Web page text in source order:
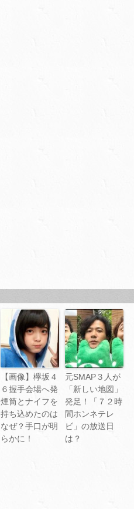
【画像】欅坂４
６握手会場へ発
煙筒とナイフを
持ち込めたのは
なぜ？手口が明
らかに！
元SMAP３人が
「新しい地図」
発足！「７２時
間ホンネテレ
ビ」の放送日
は？